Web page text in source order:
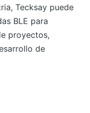
Tecksay puede
BLE para
proyectos,
de